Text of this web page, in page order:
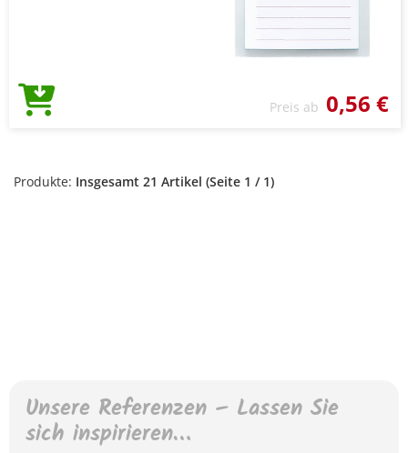
Preis ab 0,56 €
Produkte: Insgesamt 21 Artikel (Seite 1 / 1)
Unsere Referenzen – Lassen Sie
sich inspirieren…